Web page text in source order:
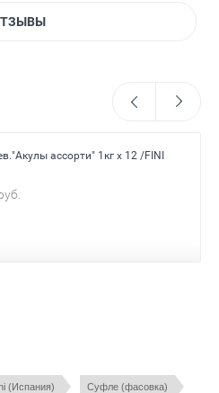
12гр 0,9кг х 6 (пакет)
Италия/
(Испания) Суфле (фасовка)